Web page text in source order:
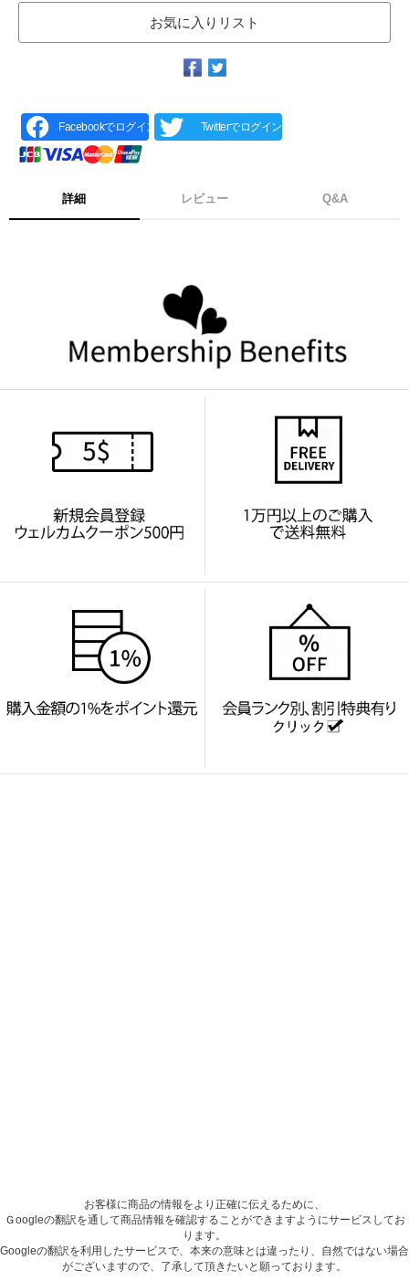
お気に入りリスト
Facebookでログイン Twitterでログイン
詳細 レビュー Q&A
お客様に商品の情報をより正確に伝えるために、
Ｇoogleの翻訳を通して商品情報を確認することができますようにサービスしてお
ります。
Googleの翻訳を利用したサービスで、本来の意味とは違ったり、自然ではない場合
がございますので、了承して頂きたいと願っております。